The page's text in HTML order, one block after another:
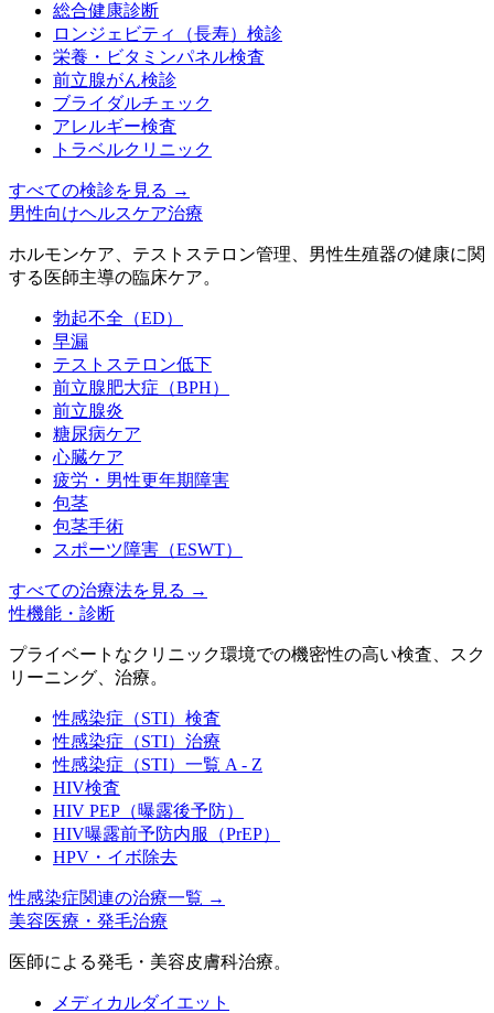
総合健康診断
ロンジェビティ（長寿）検診
栄養・ビタミンパネル検査
前立腺がん検診
ブライダルチェック
アレルギー検査
トラベルクリニック
すべての検診を見る →
男性向けヘルスケア治療
ホルモンケア、テストステロン管理、男性生殖器の健康に関
する医師主導の臨床ケア。
勃起不全（ED）
早漏
テストステロン低下
前立腺肥大症（BPH）
前立腺炎
糖尿病ケア
心臓ケア
疲労・男性更年期障害
包茎
包茎手術
スポーツ障害（ESWT）
すべての治療法を見る →
性機能・診断
プライベートなクリニック環境での機密性の高い検査、スク
リーニング、治療。
性感染症（STI）検査
性感染症（STI）治療
性感染症（STI）一覧 A - Z
HIV検査
HIV PEP（曝露後予防）
HIV曝露前予防内服（PrEP）
HPV・イボ除去
性感染症関連の治療一覧 →
美容医療・発毛治療
医師による発毛・美容皮膚科治療。
メディカルダイエット